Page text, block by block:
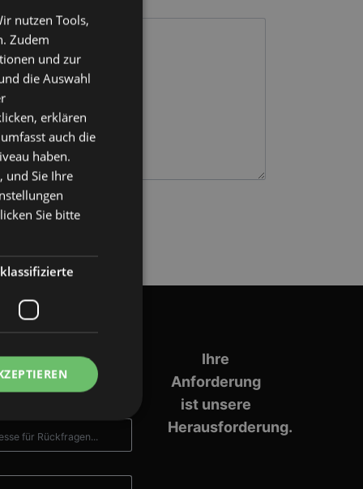
Service
Ihre
Anforderung
ist unsere
Herausforderung.
nutzen Tools,
Zudem
und zur
die Auswahl
erklären
auch die
haben.
und Sie Ihre
Sie bitte